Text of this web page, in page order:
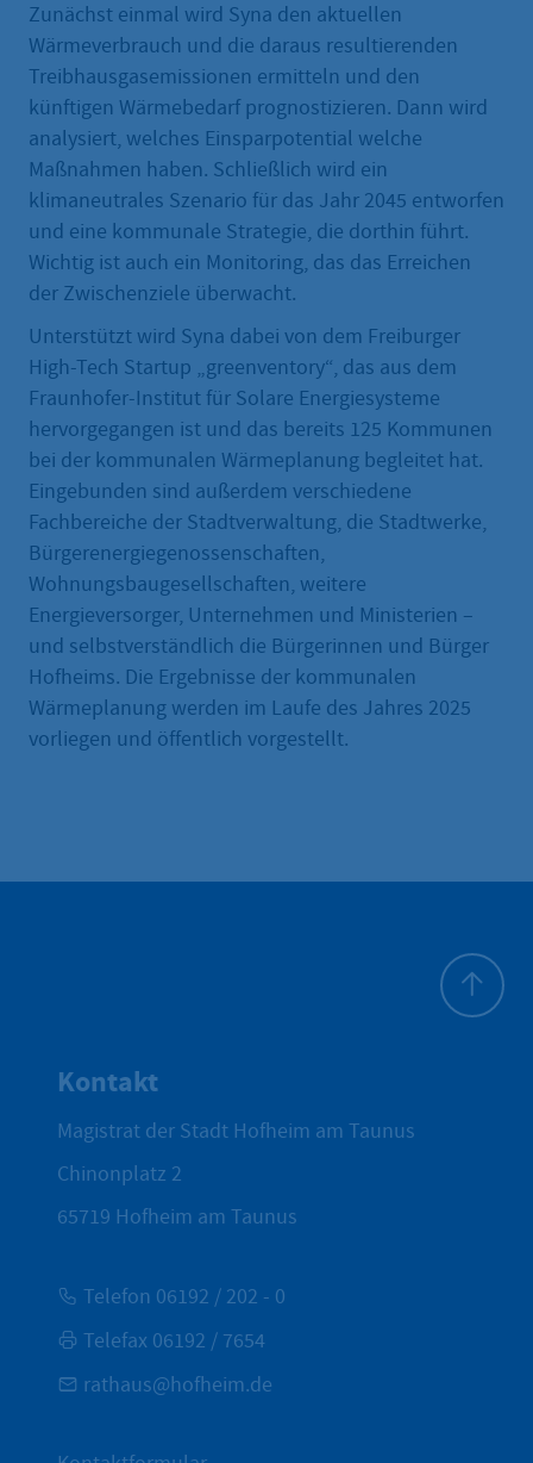
Zunächst einmal wird Syna den aktuellen
Wärmeverbrauch und die daraus resultierenden
Treibhausgasemissionen ermitteln und den
künftigen Wärmebedarf prognostizieren. Dann wird
analysiert, welches Einsparpotential welche
Maßnahmen haben. Schließlich wird ein
klimaneutrales Szenario für das Jahr 2045 entworfen
und eine kommunale Strategie, die dorthin führt.
Wichtig ist auch ein Monitoring, das das Erreichen
der Zwischenziele überwacht.
Unterstützt wird Syna dabei von dem Freiburger
High-Tech Startup „greenventory“, das aus dem
Fraunhofer-Institut für Solare Energiesysteme
hervorgegangen ist und das bereits 125 Kommunen
bei der kommunalen Wärmeplanung begleitet hat.
Eingebunden sind außerdem verschiedene
Fachbereiche der Stadtverwaltung, die Stadtwerke,
Bürgerenergiegenossenschaften,
Wohnungsbaugesellschaften, weitere
Energieversorger, Unternehmen und Ministerien –
und selbstverständlich die Bürgerinnen und Bürger
Hofheims. Die Ergebnisse der kommunalen
Wärmeplanung werden im Laufe des Jahres 2025
vorliegen und öffentlich vorgestellt.
Kontakt
Magistrat der Stadt Hofheim am Taunus
Chinonplatz 2
65719 Hofheim am Taunus
Telefon 06192 / 202 - 0
Telefax 06192 / 7654
rathaus@hofheim.de